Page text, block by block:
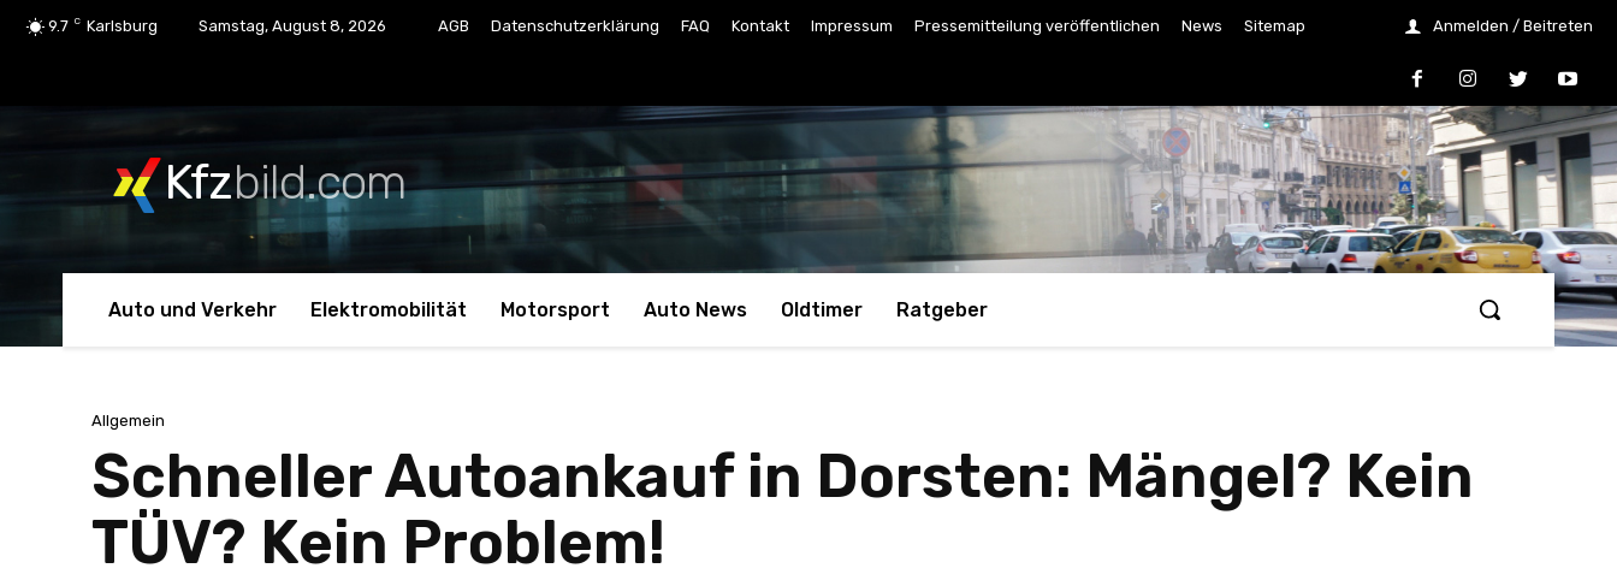
9.7 C Karlsburg Samstag, August 8, 2026 AGB Datenschutzerklärung FAQ Kontakt Impressum Pressemitteilung veröffentlichen News Sitemap Anmelden / Beitreten
Kfzbild.com
Auto und Verkehr Elektromobilität Motorsport Auto News Oldtimer Ratgeber
Allgemein
Schneller Autoankauf in Dorsten: Mängel? Kein
TÜV? Kein Problem!